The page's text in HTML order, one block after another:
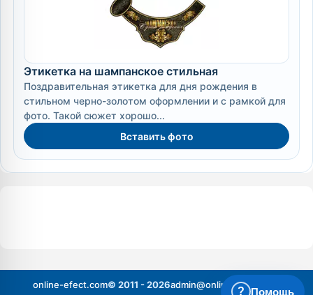
Этикетка на шампанское стильная
Поздравительная этикетка для дня рождения в
стильном черно-золотом оформлении и с рамкой для
фото. Такой сюжет хорошо...
Вставить фото
online-efect.com© 2011 - 2026admin@online-efect.com
? Помощь